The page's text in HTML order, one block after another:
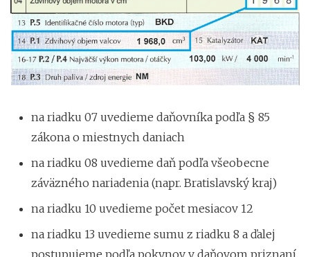
na riadku 07 uvedieme daňovníka podľa § 85
zákona o miestnych daniach
na riadku 08 uvedieme daň podľa všeobecne
záväzného nariadenia (napr. Bratislavský kraj)
na riadku 10 uvedieme počet mesiacov 12
na riadku 13 uvedieme sumu z riadku 8 a ďalej
postupujeme podľa pokynov v daňovom priznaní.